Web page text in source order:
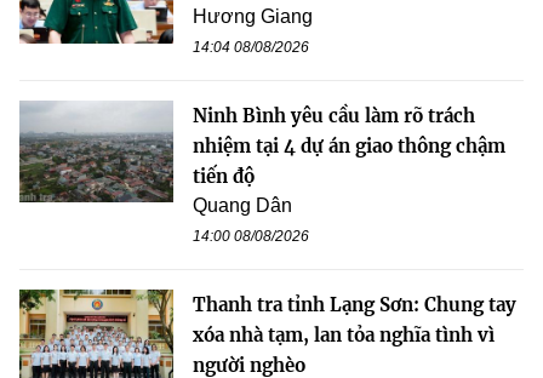
Hương Giang
14:04 08/08/2026
Ninh Bình yêu cầu làm rõ trách
nhiệm tại 4 dự án giao thông chậm
tiến độ
Quang Dân
14:00 08/08/2026
Thanh tra tỉnh Lạng Sơn: Chung tay
xóa nhà tạm, lan tỏa nghĩa tình vì
người nghèo